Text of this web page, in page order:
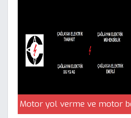
Motor yol verme ve motor